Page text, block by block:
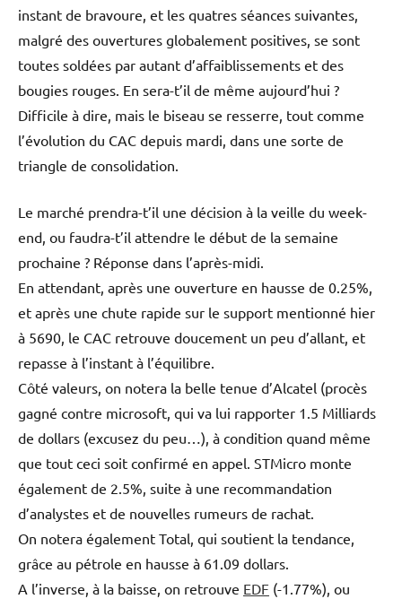
instant de bravoure, et les quatres séances suivantes,
malgré des ouvertures globalement positives, se sont
toutes soldées par autant d’affaiblissements et des
bougies rouges. En sera-t’il de même aujourd’hui ?
Difficile à dire, mais le biseau se resserre, tout comme
l’évolution du CAC depuis mardi, dans une sorte de
triangle de consolidation.
Le marché prendra-t’il une décision à la veille du week-
end, ou faudra-t’il attendre le début de la semaine
prochaine ? Réponse dans l’après-midi.
En attendant, après une ouverture en hausse de 0.25%,
et après une chute rapide sur le support mentionné hier
à 5690, le CAC retrouve doucement un peu d’allant, et
repasse à l’instant à l’équilibre.
Côté valeurs, on notera la belle tenue d’Alcatel (procès
gagné contre microsoft, qui va lui rapporter 1.5 Milliards
de dollars (excusez du peu…), à condition quand même
que tout ceci soit confirmé en appel. STMicro monte
également de 2.5%, suite à une recommandation
d’analystes et de nouvelles rumeurs de rachat.
On notera également Total, qui soutient la tendance,
grâce au pétrole en hausse à 61.09 dollars.
A l’inverse, à la baisse, on retrouve EDF (-1.77%), ou